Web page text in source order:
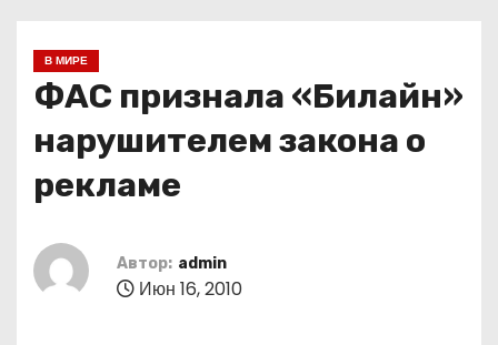
В МИРЕ
ФАС признала «Билайн»
нарушителем закона о
рекламе
Автор: admin
Июн 16, 2010